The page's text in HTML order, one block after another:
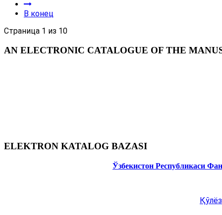
В конец
Страница 1 из 10
AN ELECTRONIC CATALOGUE OF THE
ELEKTRON KATALOG BAZASI
Ўзбекистон Республикаси